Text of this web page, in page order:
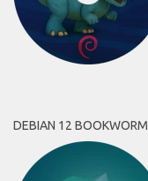
DEBIAN 12 BOOKWORM